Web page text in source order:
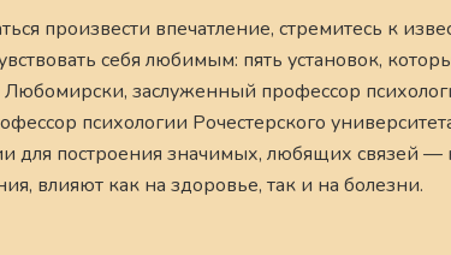
произвести впечатление, стремитесь к
себя любимым: пять установок,
Любомирски, заслуженный профессор
психологии Рочестерского
для построения значимых, любящих связей
влияют как на здоровье, так и на болезни.